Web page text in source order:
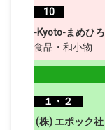
10
-Kyoto-まめひろ
食品・和小物
１・２
(株) エポック社